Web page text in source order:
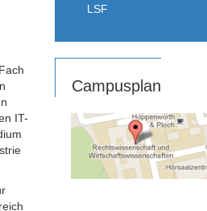
IT-
LSF
Campusplan